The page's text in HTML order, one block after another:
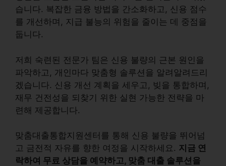
습니다. 복잡한 금융 방법을 간소화하고, 신용 점수
를 개선하며, 지급 불능의 위험을 줄이는 데 중점을
둡니다.
저희 숙련된 전문가 팀은 신용 불량의 근본 원인을
파악하고, 개인마다 맞춤형 솔루션을 알려알려드리
겠습니다. 신용 개선 계획을 세우고, 빚을 통합하며,
재무 건전성을 되찾기 위한 실현 가능한 전략을 마
련해 제공합니다.
맞춤대출통합지원센터를 통해 신용 불량을 뛰어넘
고 금전적 자유를 향한 여정을 시작하세요. 지금 연
락하여 무료 상담을 예약하고, 맞춤 대출 솔루션을